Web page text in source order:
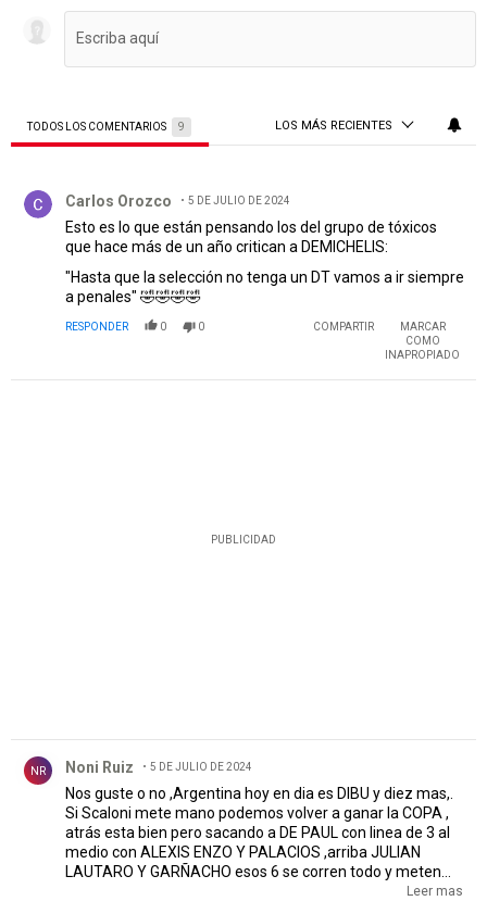
TODOS LOS COMENTARIOS 9 LOS MÁS RECIENTES
Carlos Orozco 5 DE JULIO DE 2024
Esto es lo que están pensando los del grupo de tóxicos
que hace más de un año critican a DEMICHELIS:
"Hasta que la selección no tenga un DT vamos a ir siempre
a penales" 🤣🤣🤣🤣
RESPONDER 0 0 COMPARTIR
MARCAR
COMO
INAPROPIADO
PUBLICIDAD
NR Noni Ruiz 5 DE JULIO DE 2024
Nos guste o no ,Argentina hoy en dia es DIBU y diez mas,.
Si Scaloni mete mano podemos volver a ganar la COPA ,
atrás esta bien pero sacando a DE PAUL con linea de 3 al
medio con ALEXIS ENZO Y PALACIOS ,arriba JULIAN
LAUTARO Y GARÑACHO esos 6 se corren todo y meten
preción porque en ITALIA e INGLATERRA se juega asiLeer mas